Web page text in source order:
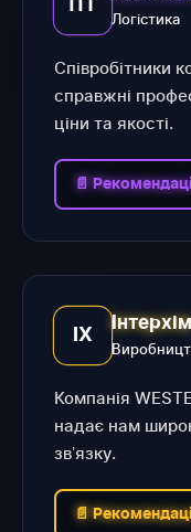
ПТ
Логістика
Співробітники
справжні
ціни та якості.
📄
ІХ
Інтерхім
Компанія
надає нам
звʼязку.
📄